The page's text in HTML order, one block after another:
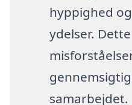
hyppighed
ydelser.
samarbejdet.